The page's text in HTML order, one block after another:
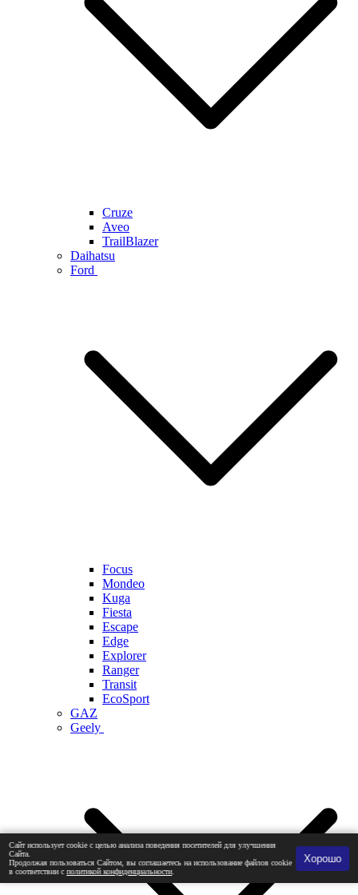
Cruze
Aveo
TrailBlazer
Daihatsu
Ford
Focus
Mondeo
Kuga
Fiesta
Escape
Edge
Explorer
Ranger
Transit
EcoSport
GAZ
Geely
Сайт использует cookie с целью анализа поведения посетителей для улучшения
Сайта.
Продолжая пользоваться Сайтом, вы соглашаетесь на использование файлов cookie
в соответствии сполитикой конфиденциальности.
Хорошо